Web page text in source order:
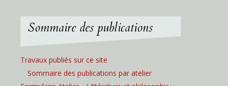
Sommaire des publications
Travaux publiés sur ce site
Sommaire des publications par atelier